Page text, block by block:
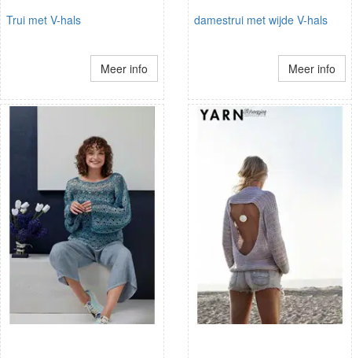
Trui met V-hals
Meer info
damestrui met wijde V-hals
Meer info